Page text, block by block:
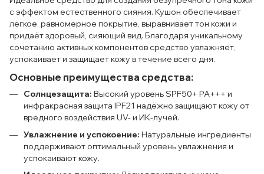
с эффектом естественного сияния. Кушон обеспечивает
лёгкое, равномерное покрытие, выравнивает тон кожи и
придаёт здоровый, сияющий вид. Благодаря уникальному
сочетанию активных компонентов средство увлажняет,
успокаивает и защищает кожу в течение всего дня.
Основные преимущества средства:
Солнцезащита: Высокий уровень SPF50+ PA+++ и
инфракрасная защита IPF21 надёжно защищают кожу от
вредного воздействия UV- и ИК-лучей.
Увлажнение и успокоение: Натуральные ингредиенты
поддерживают оптимальный уровень увлажнения и
успокаивают кожу.